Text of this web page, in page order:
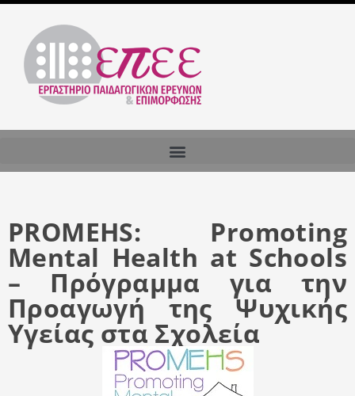
PROMEHS: Promoting
Mental Health at Schools
– Πρόγραμμα για την
Προαγωγή της Ψυχικής
Υγείας στα Σχολεία